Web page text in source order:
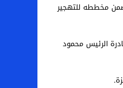
ضمن مخططه للتهجير
الرئيس محمود